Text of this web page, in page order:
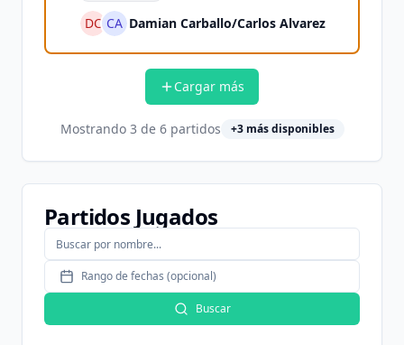
DC CA Damian Carballo/Carlos Alvarez
Cargar más
Mostrando 3 de 6partidos +3más disponibles
Partidos Jugados
Rango de fechas (opcional)
Buscar